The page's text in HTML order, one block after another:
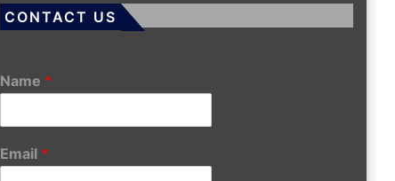
CONTACT US
Name *
Email *